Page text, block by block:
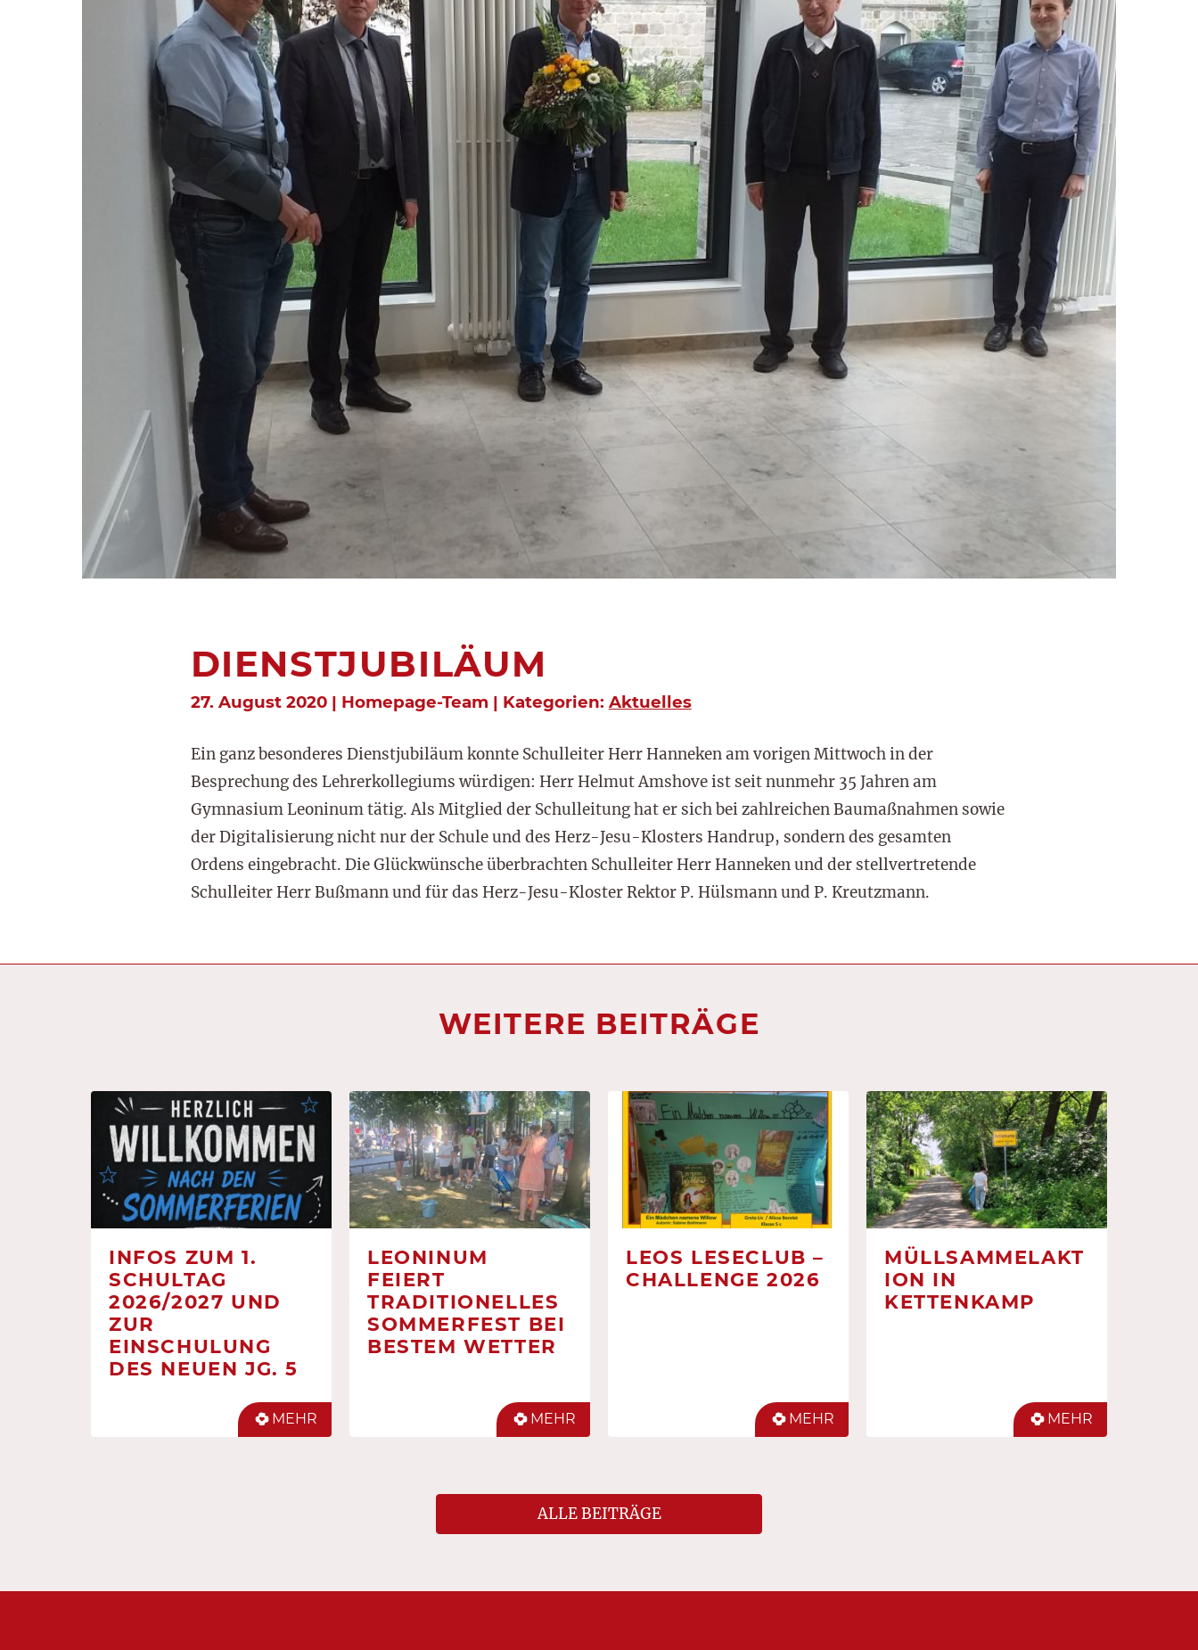
DIENSTJUBILÄUM
27. August 2020 | Homepage-Team | Kategorien: Aktuelles
Ein ganz besonderes Dienstjubiläum konnte Schulleiter Herr Hanneken am vorigen Mittwoch in der
Besprechung des Lehrerkollegiums würdigen: Herr Helmut Amshove ist seit nunmehr 35 Jahren am
Gymnasium Leoninum tätig. Als Mitglied der Schulleitung hat er sich bei zahlreichen Baumaßnahmen sowie
der Digitalisierung nicht nur der Schule und des Herz-Jesu-Klosters Handrup, sondern des gesamten
Ordens eingebracht. Die Glückwünsche überbrachten Schulleiter Herr Hanneken und der stellvertretende
Schulleiter Herr Bußmann und für das Herz-Jesu-Kloster Rektor P. Hülsmann und P. Kreutzmann.
WEITERE BEITRÄGE
INFOS ZUM 1.
SCHULTAG
2026/2027 UND
ZUR
EINSCHULUNG
DES NEUEN JG. 5
MEHR
LEONINUM
FEIERT
TRADITIONELLES
SOMMERFEST BEI
BESTEM WETTER
MEHR
LEOS LESECLUB –
CHALLENGE 2026
MEHR
MÜLLSAMMELAKT
ION IN
KETTENKAMP
MEHR
ALLE BEITRÄGE